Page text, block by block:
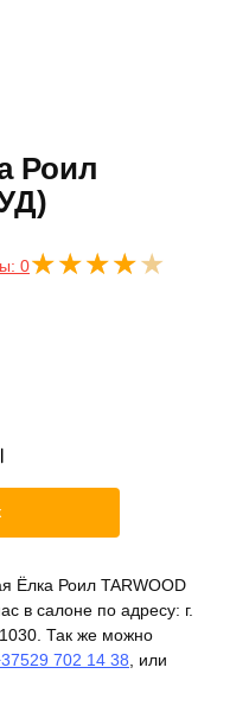
Роил
0
Ёлка Роил TARWOOD
в салоне по адресу: г.
Так же можно
702 14 38 , или